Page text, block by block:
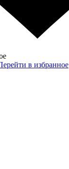
в избранное